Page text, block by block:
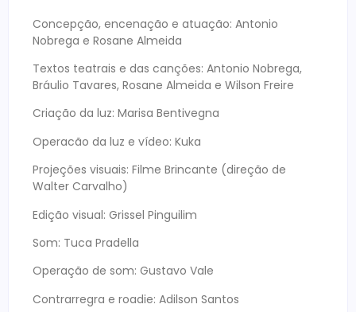
Concepção, encenação e atuação: Antonio
Nobrega e Rosane Almeida
Textos teatrais e das canções: Antonio Nobrega,
Bráulio Tavares, Rosane Almeida e Wilson Freire
Criação da luz: Marisa Bentivegna
Operacão da luz e vídeo: Kuka
Projeções visuais: Filme Brincante (direção de
Walter Carvalho)
Edição visual: Grissel Pinguilim
Som: Tuca Pradella
Operação de som: Gustavo Vale
Contrarregra e roadie: Adilson Santos